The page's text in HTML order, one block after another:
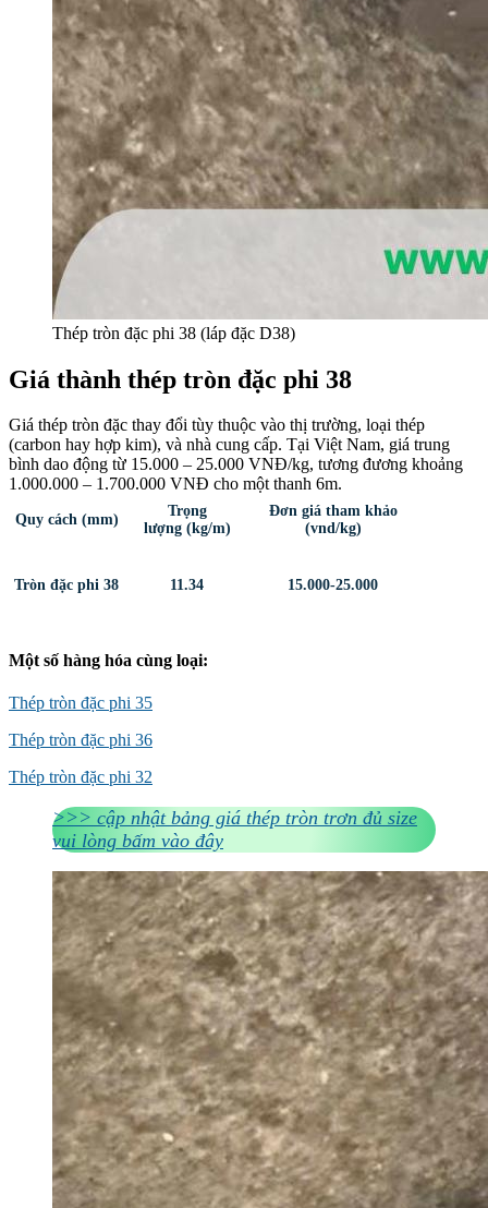
Thép tròn đặc phi 38 (láp đặc D38)
Giá thành thép tròn đặc phi 38
Giá thép tròn đặc thay đổi tùy thuộc vào thị trường, loại thép
(carbon hay hợp kim), và nhà cung cấp. Tại Việt Nam, giá trung
bình dao động từ 15.000 – 25.000 VNĐ/kg, tương đương khoảng
1.000.000 – 1.700.000 VNĐ cho một thanh 6m.
Quy cách (mm)
Trọng
lượng (kg/m)
Đơn giá tham khảo
(vnd/kg)
Tròn đặc phi 38 11.34 15.000-25.000
Một số hàng hóa cùng loại:
Thép tròn đặc phi 35
Thép tròn đặc phi 36
Thép tròn đặc phi 32
>>> cập nhật bảng giá thép tròn trơn đủ size
vui lòng bấm vào đây